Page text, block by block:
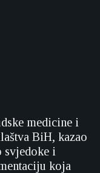
medicine i
BiH, kazao
svjedoke i
koja